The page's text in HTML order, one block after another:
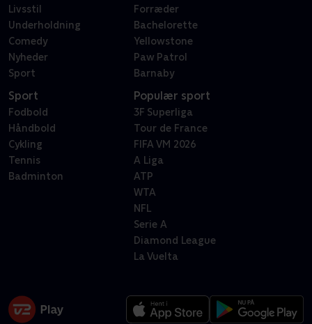
Livsstil
Underholdning
Comedy
Nyheder
Sport
Forræder
Bachelorette
Yellowstone
Paw Patrol
Barnaby
Sport
Fodbold
Håndbold
Cykling
Tennis
Badminton
Populær sport
3F Superliga
Tour de France
FIFA VM 2026
A Liga
ATP
WTA
NFL
Serie A
Diamond League
La Vuelta